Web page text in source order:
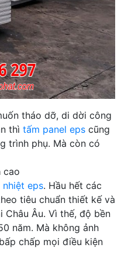
tháo dỡ, di dời công
thì tấm panel eps cũng
trình phụ. Mà còn có
cao
eps. Hầu hết các
tiêu chuẩn thiết kế và
Châu Âu. Vì thế, độ bền
năm. Mà không ảnh
chấp mọi điều kiện